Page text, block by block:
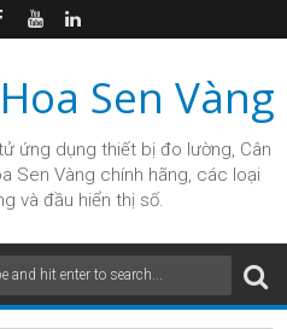
Sen Vàng
ứng dụng thiết bị đo lường, Cân
Sen Vàng chính hãng, các loại
và đầu hiển thị số.